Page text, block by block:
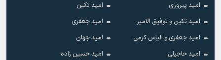
امید پیروزی
امید تکین
امید تکین و توفیق الامیر
امید جعفری
امید جعفری و الیاس کرمی
امید جهان
امید حاجیلی
امید حسین زاده